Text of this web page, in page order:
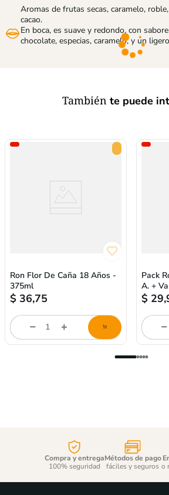
Aromas de frutas secas, caramelo,
cacao.
En boca, es suave y redondo, con
chocolate, especias, caramelo, y un
También te puede
Ron Flor De Caña 18 Años -
375ml
$ 36,75
Cantidad
producto
Pack
A. +
$
Compra y entrega
100% seguridad
Métodos de pago
fáciles y seguros o